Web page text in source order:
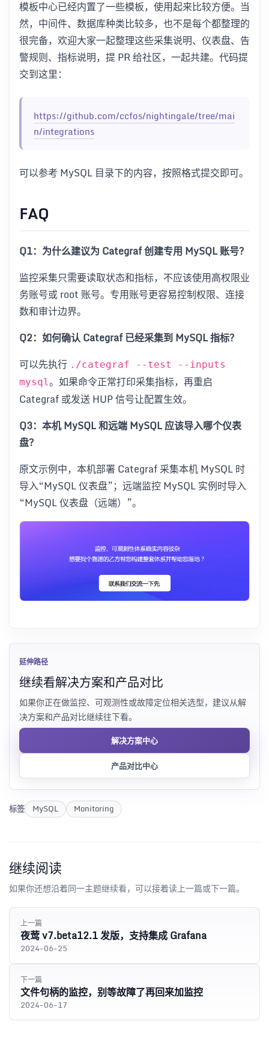
模板中心已经内置了一些模板，使用起来比较方便。当
然，中间件、数据库种类比较多，也不是每个都整理的
很完备，欢迎大家一起整理这些采集说明、仪表盘、告
警规则、指标说明，提 PR 给社区，一起共建。代码提
交到这里：
https://github.com/ccfos/nightingale/tree/mai
n/integrations
可以参考 MySQL 目录下的内容，按照格式提交即可。
FAQ
Q1：为什么建议为 Categraf 创建专用 MySQL 账号？
监控采集只需要读取状态和指标，不应该使用高权限业
务账号或 root 账号。专用账号更容易控制权限、连接
数和审计边界。
Q2：如何确认 Categraf 已经采集到 MySQL 指标？
可以先执行 ./categraf --test --inputs
mysql。如果命令正常打印采集指标，再重启
Categraf 或发送 HUP 信号让配置生效。
Q3：本机 MySQL 和远端 MySQL 应该导入哪个仪表
盘？
原文示例中，本机部署 Categraf 采集本机 MySQL 时
导入“MySQL 仪表盘”；远端监控 MySQL 实例时导入
“MySQL 仪表盘（远端）”。
延伸路径
继续看解决方案和产品对比
如果你正在做监控、可观测性或故障定位相关选型，建议从解
决方案和产品对比继续往下看。
解决方案中心
产品对比中心
标签 MySQL Monitoring
继续阅读
如果你还想沿着同一主题继续看，可以接着读上一篇或下一篇。
上一篇
夜莺 v7.beta12.1 发版，支持集成 Grafana
2024-06-25
下一篇
文件句柄的监控，别等故障了再回来加监控
2024-06-17